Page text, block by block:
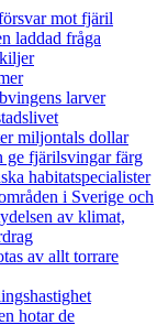
mot fjäril
laddad fråga
larver
miljontals dollar
ge fjärilsvingar färg
habitatspecialister
i Sverige och
av klimat,
av allt torrare
hotar de